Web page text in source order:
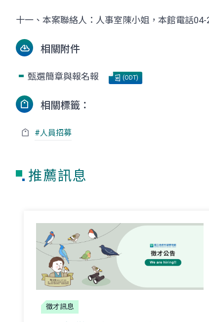
十一、本案聯絡人：人事室陳小姐，本館電話04-
相關附件
甄選簡章與報名報 (ODT)
相關標籤：
#人員招募
推薦訊息
徵才訊息